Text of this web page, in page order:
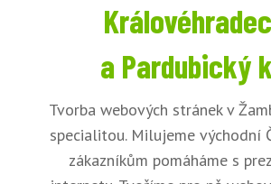
a Pardubický
Tvorba webových stránek v
specialitou. Milujeme východní
zákazníkům pomáháme s